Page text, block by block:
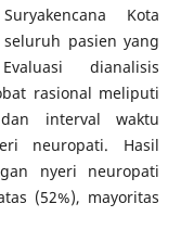
Kota
pasien yang
dianalisis
rasional meliputi
interval waktu
neuropati. Hasil
nyeri neuropati
(52%), mayoritas